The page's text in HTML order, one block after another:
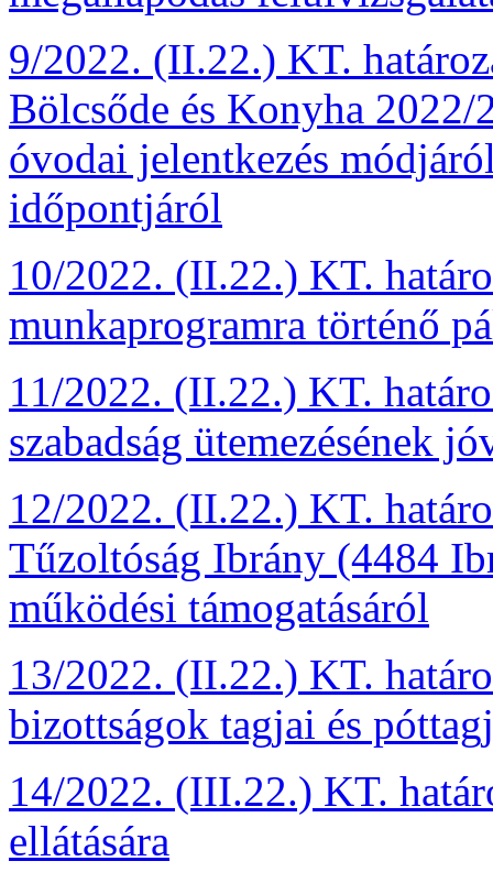
9/2022. (II.22.) KT.
Bölcsőde és Konyha
óvodai jelentkezés
időpontjáról
10/2022. (II.22.) KT.
munkaprogramra történő
11/2022. (II.22.) KT.
szabadság ütemezésének
12/2022. (II.22.) KT.
Tűzoltóság Ibrány (4484
működési támogatásáról
13/2022. (II.22.) KT.
bizottságok tagjai és
14/2022. (III.22.) KT.
ellátására